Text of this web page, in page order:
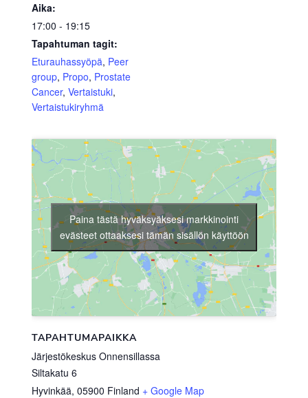
Aika:
17:00 - 19:15
Tapahtuman tagit:
Eturauhassyöpä, Peer
group, Propo, Prostate
Cancer, Vertaistuki,
Vertaistukiryhmä
TAPAHTUMAPAIKKA
Järjestökeskus Onnensillassa
Siltakatu 6
Hyvinkää, 05900 Finland + Google Map
Paina tästä hyväksyäksesi markkinointi
evästeet ottaaksesi tämän sisällön käyttöön